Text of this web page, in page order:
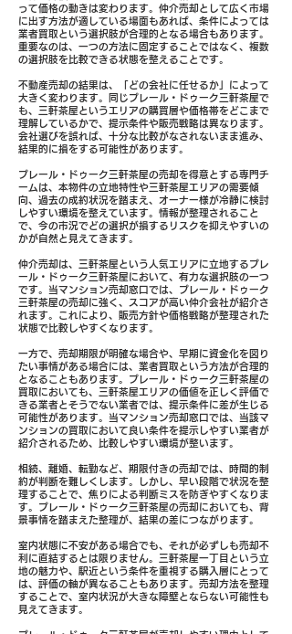
って価格の動きは変わります。仲介売却として広く市場
に出す方法が適している場面もあれば、条件によっては
業者買取という選択肢が合理的となる場合もあります。
重要なのは、一つの方法に固定することではなく、複数
の選択肢を比較できる状態を整えることです。
不動産売却の結果は、「どの会社に任せるか」によって
大きく変わります。同じプレール・ドゥーク三軒茶屋で
も、三軒茶屋というエリアの購買層や価格帯をどこまで
理解しているかで、提示条件や販売戦略は異なります。
会社選びを誤れば、十分な比較がなされないまま進み、
結果的に損をする可能性があります。
プレール・ドゥーク三軒茶屋の売却を得意とする専門チ
ームは、本物件の立地特性や三軒茶屋エリアの需要傾
向、過去の成約状況を踏まえ、オーナー様が冷静に検討
しやすい環境を整えています。情報が整理されること
で、今の市況でどの選択が損するリスクを抑えやすいの
かが自然と見えてきます。
仲介売却は、三軒茶屋という人気エリアに立地するプレ
ール・ドゥーク三軒茶屋において、有力な選択肢の一つ
です。当マンション売却窓口では、プレール・ドゥーク
三軒茶屋の売却に強く、スコアが高い仲介会社が紹介さ
れます。これにより、販売方針や価格戦略が整理された
状態で比較しやすくなります。
一方で、売却期限が明確な場合や、早期に資金化を図り
たい事情がある場合には、業者買取という方法が合理的
となることもあります。プレール・ドゥーク三軒茶屋の
買取においても、三軒茶屋エリアの価値を正しく評価で
きる業者とそうでない業者では、提示条件に差が生じる
可能性があります。当マンション売却窓口では、当該マ
ンションの買取において良い条件を提示しやすい業者が
紹介されるため、比較しやすい環境が整います。
相続、離婚、転勤など、期限付きの売却では、時間的制
約が判断を難しくします。しかし、早い段階で状況を整
理することで、焦りによる判断ミスを防ぎやすくなりま
す。プレール・ドゥーク三軒茶屋の売却においても、背
景事情を踏まえた整理が、結果の差につながります。
室内状態に不安がある場合でも、それが必ずしも売却不
利に直結するとは限りません。三軒茶屋一丁目という立
地の魅力や、駅近という条件を重視する購入層にとって
は、評価の軸が異なることもあります。売却方法を整理
することで、室内状況が大きな障壁とならない可能性も
見えてきます。